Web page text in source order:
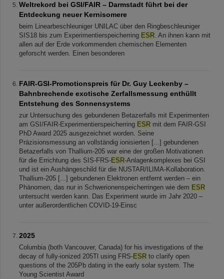
Weltrekord bei GSI/FAIR – Darmstadt führt bei der
Entdeckung neuer Kernisomere
beim Linearbeschleuniger UNILAC über den Ringbeschleuniger
SIS18 bis zum Experimentierspeicherring ESR. An ihnen kann mit
allen auf der Erde vorkommenden chemischen Elementen
geforscht werden. Einen besonderen
FAIR-GSI-Promotionspreis für Dr. Guy Leckenby –
Bahnbrechende exotische Zerfallsmessung enthüllt
Entstehung des Sonnensystems
zur Untersuchung des gebundenen Betazerfalls mit Experimenten
am GSI/FAIR-Experimentierspeicherring ESR mit dem FAIR-GSI
PhD Award 2025 ausgezeichnet worden. Seine
Präzisionsmessung an vollständig ionisierten [...] gebundenen
Betazerfalls von Thallium-205 war eine der großen Motivationen
für die Errichtung des SIS-FRS-ESR-Anlagenkomplexes bei GSI
und ist ein Aushängeschild für die NUSTAR/ILIMA-Kollaboration.
Thallium-205 [...] gebundenen Elektronen entfernt werden – ein
Phänomen, das nur in Schwerionenspeicherringen wie dem ESR
untersucht werden kann. Das Experiment wurde im Jahr 2020 –
unter außerordentlichen COVID-19-Einsc
2025
Columbia (both Vancouver, Canada) for his investigations of the
decay of fully-ionized 205Tl using FRS-ESR to clarify open
questions of the 205Pb dating in the early solar system. The
Young Scientist Award